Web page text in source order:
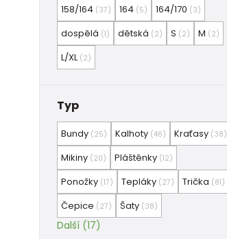
158/164 (37) 164 (5) 164/170 (3)
dospělá (1) dětská (2) S (2) M (2)
L/XL (2)
Typ
Bundy (25) Kalhoty (46) Kraťasy (38)
Mikiny (20) Pláštěnky (12)
Ponožky (17) Tepláky (27) Trička (81)
Čepice (27) Šaty (38)
Další (17)